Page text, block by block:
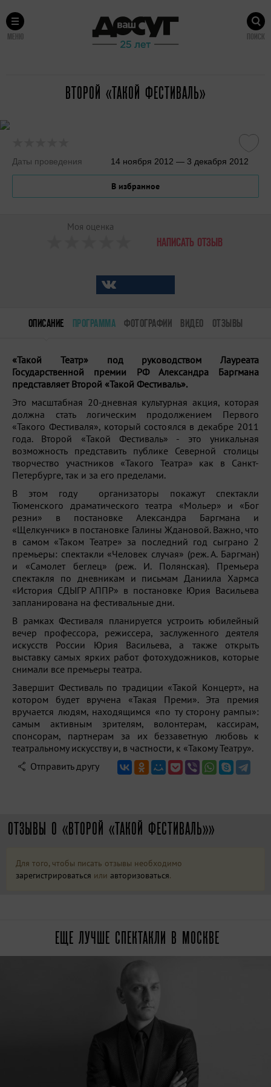
МЕНЮ ПОИСК
ВТОРОЙ «ТАКОЙ ФЕСТИВАЛЬ»
Даты проведения 14 ноября 2012 — 3 декабря 2012
В избранное
Моя оценка
НАПИСАТЬ ОТЗЫВ
ОПИСАНИЕ ПРОГРАММА ФОТОГРАФИИ ВИДЕО ОТЗЫВЫ
«Такой Театр» под руководством Лауреата
Государственной премии РФ Александра Баргмана
представляет Второй «Такой Фестиваль».
Это масштабная 20-дневная культурная акция, которая
должна стать логическим продолжением Первого
«Такого Фестиваля», который состоялся в декабре 2011
года. Второй «Такой Фестиваль» - это уникальная
возможность представить публике Северной столицы
творчество участников «Такого Театра» как в Санкт-
Петербурге, так и за его пределами.
В этом году организаторы покажут спектакли
Тюменского драматического театра «Мольер» и «Бог
резни» в постановке Александра Баргмана и
«Щелкунчик» в постановке Галины Ждановой. Важно, что
в самом «Таком Театре» за последний год сыграно 2
премьеры: спектакли «Человек случая» (реж. А. Баргман)
и «Самолет беглец» (реж. И. Полянская). Премьера
спектакля по дневникам и письмам Даниила Хармса
«История СДЫГР АППР» в постановке Юрия Васильева
запланирована на фестивальные дни.
В рамках Фестиваля планируется устроить юбилейный
вечер профессора, режиссера, заслуженного деятеля
искусств России Юрия Васильева, а также открыть
выставку самых ярких работ фотохудожников, которые
снимали все премьеры театра.
Завершит Фестиваль по традиции «Такой Концерт», на
котором будет вручена «Такая Преми». Эта премия
вручается людям, находящимся «по ту сторону рампы»:
самым активным зрителям, волонтерам, кассирам,
спонсорам, партнерам за их беззаветную любовь к
театральному искусству и, в частности, к «Такому Театру».
Отправить другу
ОТЗЫВЫ О «ВТОРОЙ «ТАКОЙ ФЕСТИВАЛЬ»»
Для того, чтобы писать отзывы необходимо
зарегистрироваться или авторизоваться.
ЕЩЕ ЛУЧШЕ СПЕКТАКЛИ В МОСКВЕ